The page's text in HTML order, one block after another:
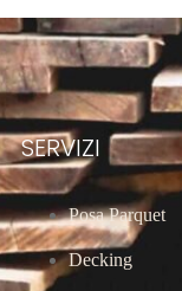
SERVIZI
Posa Parquet
Decking